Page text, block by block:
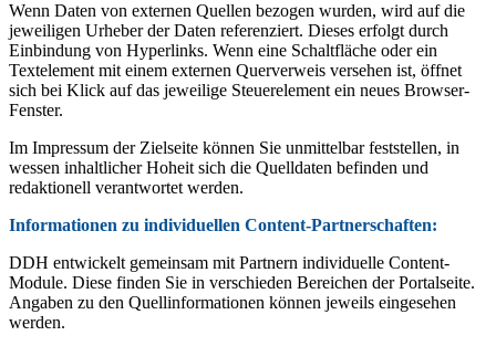
Wenn Daten von externen Quellen bezogen wurden, wird auf die
jeweiligen Urheber der Daten referenziert. Dieses erfolgt durch
Einbindung von Hyperlinks. Wenn eine Schaltfläche oder ein
Textelement mit einem externen Querverweis versehen ist, öffnet
sich bei Klick auf das jeweilige Steuerelement ein neues Browser-
Fenster.
Im Impressum der Zielseite können Sie unmittelbar feststellen, in
wessen inhaltlicher Hoheitsich die Quelldaten befinden und
redaktionell verantwortet werden.
Informationen zu individuellen Content-Partnerschaften:
DDH entwickelt gemeinsam mit Partnern individuelle Content-
Module. Diese finden Sie in verschieden Bereichen der Portalseite.
Angaben zu den Quellinformationen können jeweils eingesehen
werden.